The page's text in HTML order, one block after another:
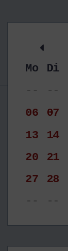
Mo Di
--
--
06
07
13
14
20
21
27
28
--
--